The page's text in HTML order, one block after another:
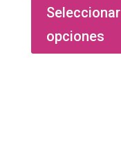
Seleccionar
opciones